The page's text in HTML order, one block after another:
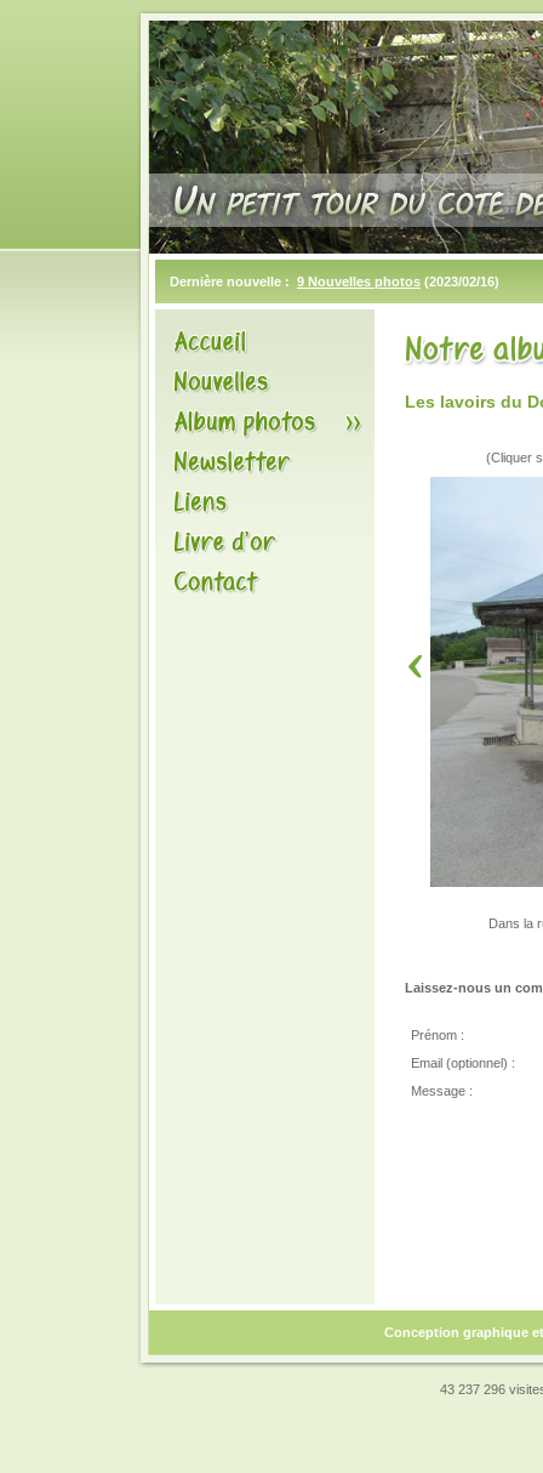
Dernière nouvelle : 9 Nouvelles photos (2023/02/16)
Les lavoirs du
(Cliquer
Dans la
Laissez-nous un
Prénom :
Email (optionnel) :
Message :
Conception graphique
43 237 296